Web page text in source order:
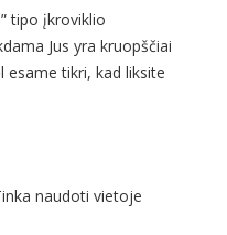
tipo įkroviklio
Jus yra kruopščiai
tikri, kad liksite
naudoti vietoje